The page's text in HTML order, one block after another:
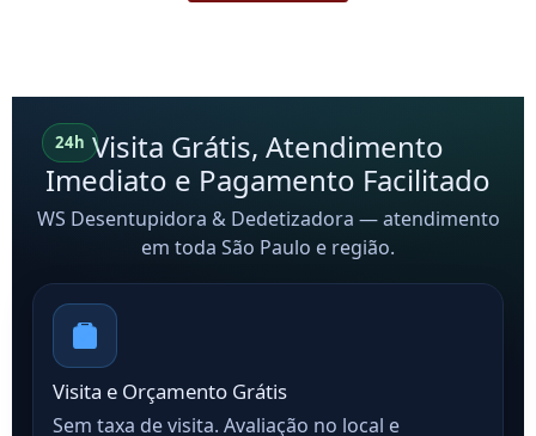
24h Visita Grátis, Atendimento
Imediato e Pagamento Facilitado
WS Desentupidora & Dedetizadora — atendimento
em toda São Paulo e região.
Visita e Orçamento Grátis
Sem taxa de visita. Avaliação no local e